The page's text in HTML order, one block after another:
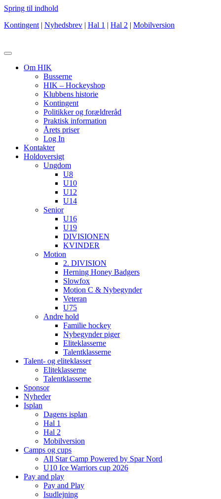
Spring til indhold
Kontingent | Nyhedsbrev | Hal 1 | Hal 2 | Mobilversion
Om HIK
Busserne
HIK – Hockeyshop
Klubbens historie
Kontingent
Politikker og forældreråd
Praktisk information
Årets priser
Log In
Kontakter
Holdoversigt
Ungdom
U8
U10
U12
U14
Senior
U16
U19
DIVISIONEN
KVINDER
Motion
2. DIVISION
Herning Honey Badgers
Slowfox
Motion C & Nybegynder
Veteran
U75
Andre hold
Familie hockey
Nybegynder piger
Eliteklasserne
Talentklasserne
Talent- og eliteklasser
Eliteklasserne
Talentklasserne
Sponsor
Nyheder
Isplan
Dagens isplan
Hal 1
Hal 2
Mobilversion
Camps og cups
All Star Camp Powered by Spar Nord
U10 Ice Warriors cup 2026
Pay and play
Pay and Play
Isudlejning